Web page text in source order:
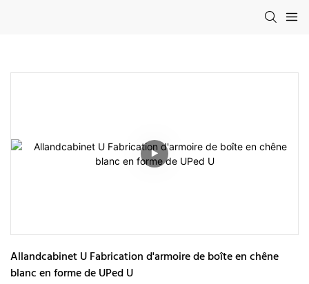
Allandcabinet U Fabrication d'armoire de boîte en chêne
blanc en forme de UPed U